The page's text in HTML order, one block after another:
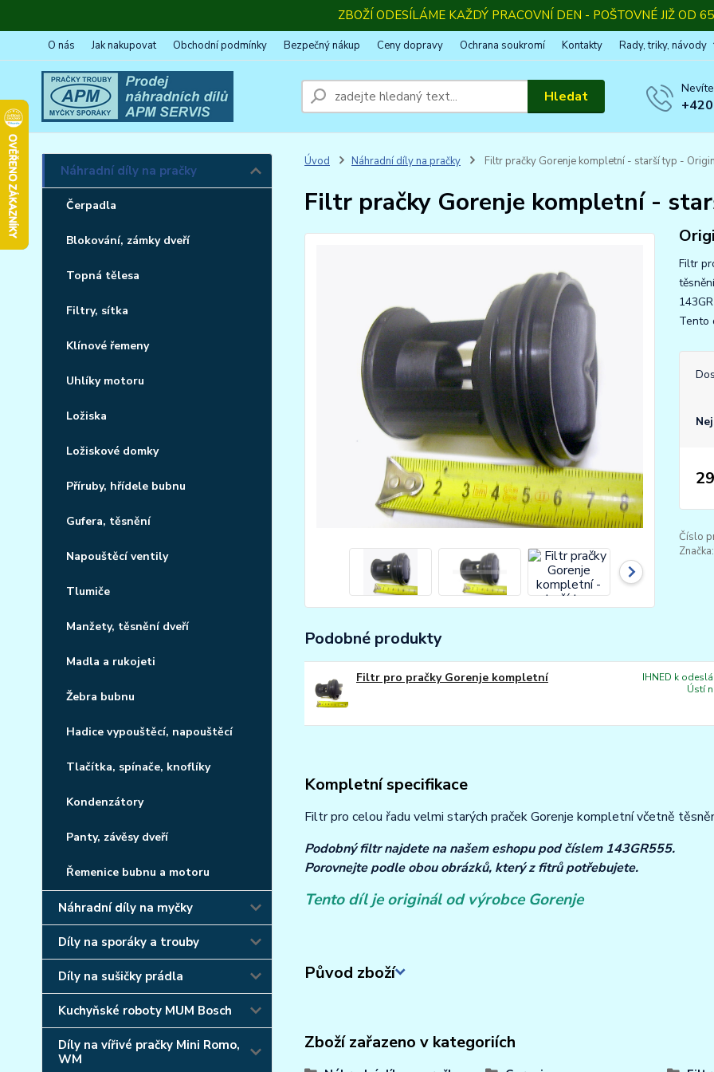
ZBOŽÍ ODESÍLÁME KAŽDÝ PRACOVNÍ DEN - POŠTOVNÉ JIŽ OD
O nás Jak nakupovat Obchodní podmínky Bezpečný nákup Ceny dopravy Ochrana soukromí Kontakty Rady, triky, návody
Hledat
Náhradní díly na pračky
Čerpadla
Blokování, zámky dveří
Topná tělesa
Filtry, sítka
Klínové řemeny
Uhlíky motoru
Ložiska
Ložiskové domky
Příruby, hřídele bubnu
Gufera, těsnění
Napouštěcí ventily
Tlumiče
Manžety, těsnění dveří
Madla a rukojeti
Žebra bubnu
Hadice vypouštěcí, napouštěcí
Tlačítka, spínače, knoflíky
Kondenzátory
Panty, závěsy dveří
Řemenice bubnu a motoru
Náhradní díly na myčky
Díly na sporáky a trouby
Díly na sušičky prádla
Kuchyňské roboty MUM Bosch
Díly na vířivé pračky Mini Romo,
WM
Úvod Náhradní díly na pračky Filtr pračky Gorenje kompletní - starší typ -
Filtr pračky Gorenje kompletní -
Filtr
Tento
Číslo
Značka:
Podobné produkty
Filtr pro pračky Gorenje kompletní
IHNED k
Ústí
Kompletní specifikace
Filtr pro celou řadu velmi starých praček Gorenje kompletní včetně
Podobný filtr najdete na našem eshopu pod číslem 143GR555.
Porovnejte podle obou obrázků, který z fitrů potřebujete.
Tento díl je originál od výrobce Gorenje
Původ zboží
Zboží zařazeno v kategoriích